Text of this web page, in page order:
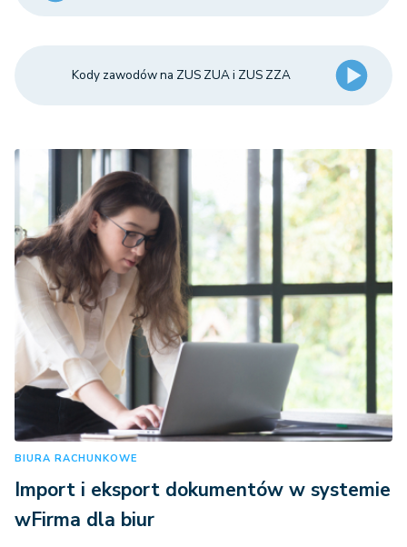
Kody zawodów na ZUS ZUA i ZUS ZZA
BIURA RACHUNKOWE
Import i eksport dokumentów w systemie
wFirma dla biur